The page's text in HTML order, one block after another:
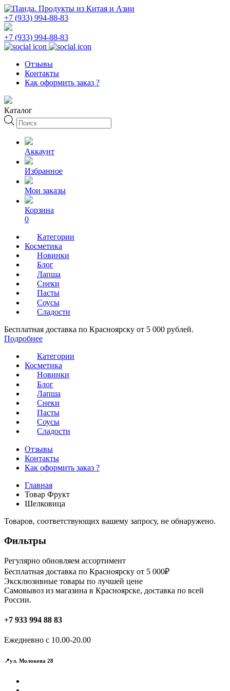
+7 (933) 994-88-83
+7 (933) 994-88-83
Отзывы
Контакты
Как оформить заказ ?
Каталог
Поиск
товаров
Аккаунт
Избранное
Мои заказы
Корзина
0
Категории
Косметика
Новинки
Блог
Лапша
Снеки
Пасты
Соусы
Сладости
Бесплатная доставка по Красноярску от 5 000 рублей.
Подробнее
Категории
Косметика
Новинки
Блог
Лапша
Снеки
Пасты
Соусы
Сладости
Отзывы
Контакты
Как оформить заказ ?
Главная
Товар Фрукт
Шелковица
Товаров, соответствующих вашему запросу, не обнаружено.
Фильтры
Регулярно обновляем ассортимент
Бесплатная доставка по Красноярску от 5 000₽
Эксклюзивные товары по лучшей цене
Самовывоз из магазина в Красноярске, доставка по всей
России.
+7 933 994 88 83
Ежедневно с 10.00-20.00
📍ул. Молокова 28